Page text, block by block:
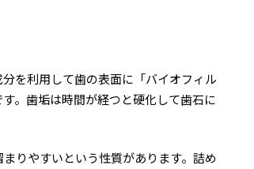
を利用して歯の表面に「バイオフィル
。歯垢は時間が経つと硬化して歯石に
りやすいという性質があります。詰め